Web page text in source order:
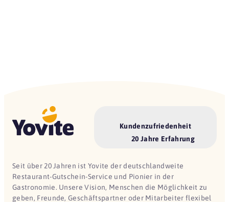
Kundenzufriedenheit
20 Jahre Erfahrung
Seit über 20 Jahren ist Yovite der deutschlandweite
Restaurant-Gutschein-Service und Pionier in der
Gastronomie. Unsere Vision, Menschen die Möglichkeit zu
geben, Freunde, Geschäftspartner oder Mitarbeiter flexibel